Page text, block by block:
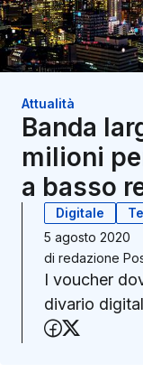
Attualità
Banda
milioni
a basso
Digitale
5 agosto 2020
di redazione
I voucher
divario
Condividi